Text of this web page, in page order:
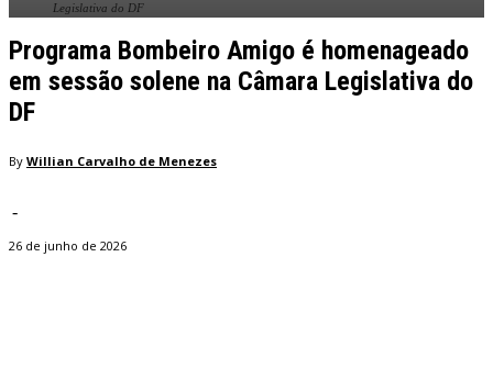
Legislativa do DF
Programa Bombeiro Amigo é homenageado
em sessão solene na Câmara Legislativa do
DF
By Willian Carvalho de Menezes
-
26 de junho de 2026